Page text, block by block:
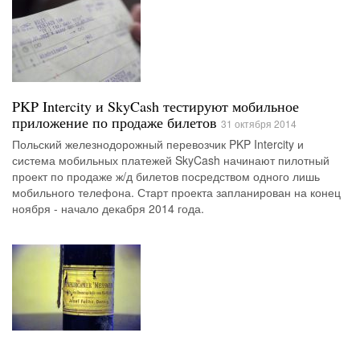
PKP Intercity и SkyCash тестируют мобильное
приложение по продаже билетов 31 октября 2014
Польский железнодорожный перевозчик PKP Intercity и
система мобильных платежей SkyCash начинают пилотный
проект по продаже ж/д билетов посредством одного лишь
мобильного телефона. Старт проекта запланирован на конец
ноября - начало декабря 2014 года.